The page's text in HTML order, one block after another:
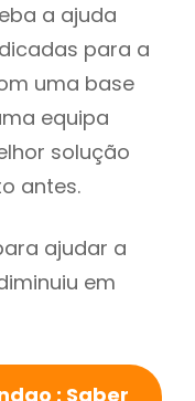
a ajuda
para a
uma base
equipa
solução
antes.
ajudar a
em
: Saber